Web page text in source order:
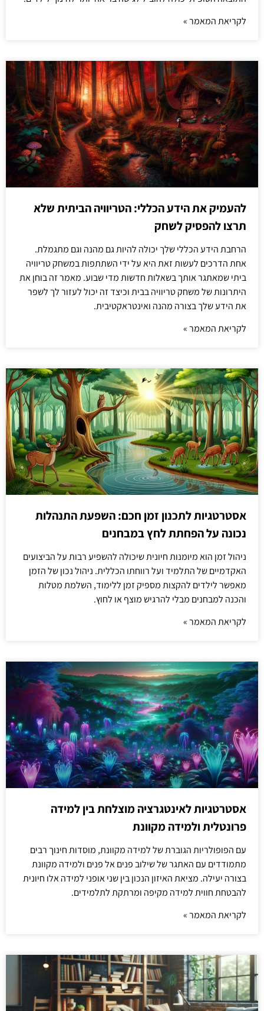
לקריאת המאמר »
להעמיק את הידע הכללי: הטריוויה הביתית שלא
תרצו להפסיק לשחק
הרחבת הידע הכללי שלך יכולה להיות גם מהנה וגם מתגמלת.
אחת הדרכים לעשות זאת היא על ידי השתתפות במשחק טריוויה
ביתי שמאתגר אותך בשאלות חדשות מדי שבוע. מאמר זה בוחן את
היתרונות של משחק טריוויה בבית וכיצד זה יכול לעזור לך לשפר
את הידע שלך בצורה מהנה ואינטראקטיבית.
לקריאת המאמר »
אסטרטגיות לתכנון זמן חכם: השפעת התנהלות
נכונה על הפחתת לחץ במבחנים
ניהול זמן הוא מיומנות חיונית שיכולה להשפיע רבות על הביצועים
האקדמיים של התלמיד ועל רווחתו הכללית. ניהול נכון של הזמן
מאפשר לילדים להקצות מספיק זמן ללימוד, השלמת מטלות
והכנה למבחנים מבלי להרגיש מוצף או לחוץ.
לקריאת המאמר »
אסטרטגיות לאינטגרציה מוצלחת בין למידה
פרונטלית ולמידה מקוונת
עם הפופולריות הגוברת של למידה מקוונת, מוסדות חינוך רבים
מתמודדים עם האתגר של שילוב פנים אל פנים ולמידה מקוונת
בצורה יעילה. מציאת האיזון הנכון בין שני אופני למידה אלו חיונית
להבטחת חווית למידה מקיפה ומרתקת לתלמידים.
לקריאת המאמר »